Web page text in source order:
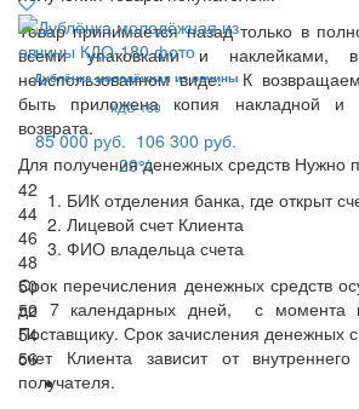
Товар принимается назад только в
всеми упаковками и наклейками,
неиспользованном виде. К
быть приложена копия накладной и
возврата.
Для получения денежных средств Нужно
БИК отделения банка, где открыт
Лицевой счет Клиента
ФИО владельца счета
Срок перечисления денежных средств
до 7 календарных дней, с момента
Поставщику. Срок зачисления денежных
счет Клиента зависит от
получателя.
Дублёнка молодёжная из овчины
КДО-180
85 000 руб. 106 300 руб.
20%
42
44
46
48
50
52
54
56